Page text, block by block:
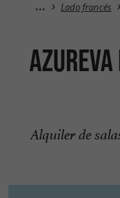
Lado francés
Alquiler de